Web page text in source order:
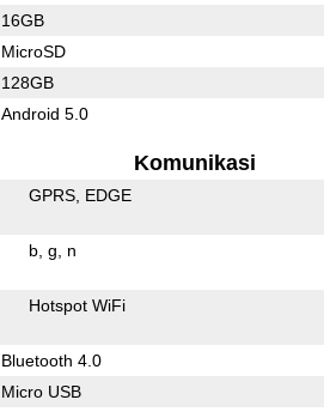
16GB
MicroSD
128GB
Android 5.0
Komunikasi
GPRS EDGE
b g n
Hotspot WiFi
Bluetooth 4.0
Micro USB